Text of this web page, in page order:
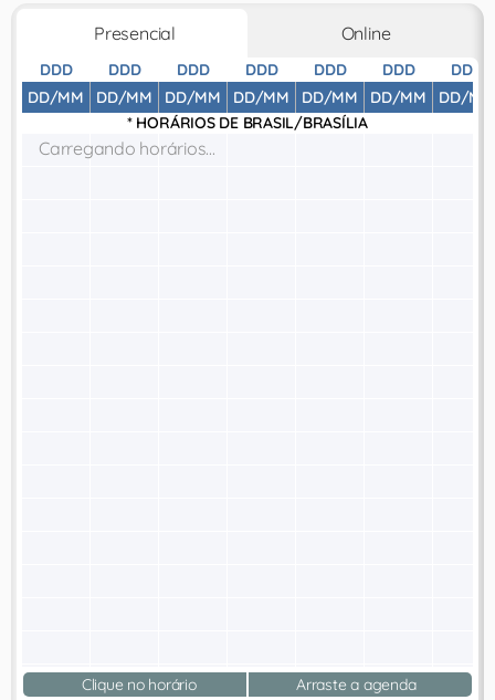
Presencial Online
DDD
DD/MM
DDD
DD/MM
DDD
DD/MM
DDD
DD/MM
DDD
DD/MM
DDD
DD/MM
DDD
DD/MM
* HORÁRIOS DE BRASIL/BRASÍLIA
Carregando horários...
Clique no horário Arraste a agenda